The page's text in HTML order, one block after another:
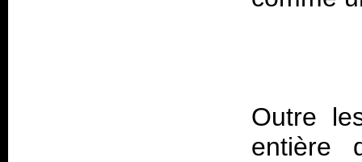
Outre
entière